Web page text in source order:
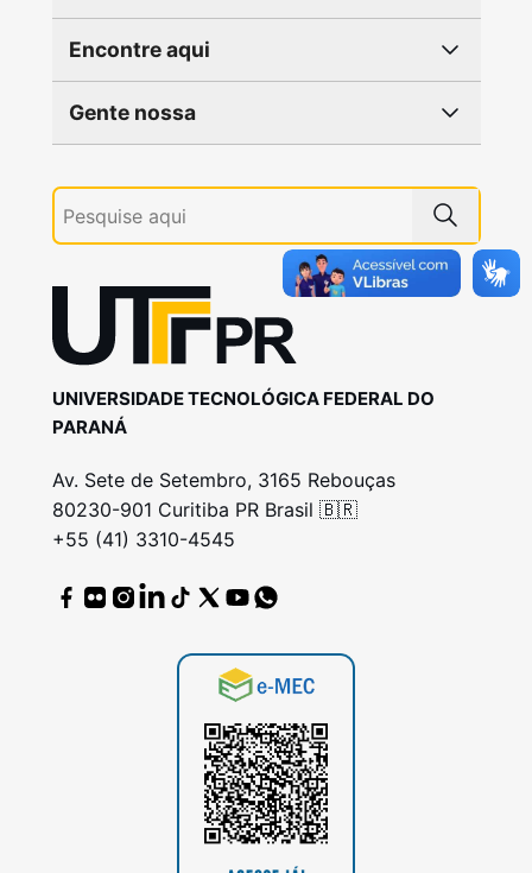
Encontre aqui
Gente nossa
UNIVERSIDADE TECNOLÓGICA FEDERAL DO
PARANÁ
Av. Sete de Setembro, 3165 Rebouças
80230-901 Curitiba PR Brasil 🇧🇷
+55 (41) 3310-4545